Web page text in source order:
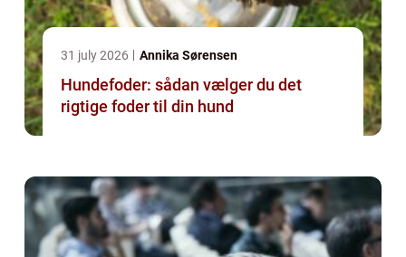
31 july 2026 Annika Sørensen
Hundefoder: sådan vælger du det
rigtige foder til din hund